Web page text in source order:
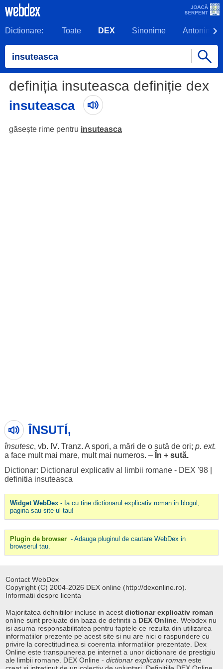
Dictionare: Toate DEX Sinonime Antonime
definiția insuteasca definiție dex
insuteasca
găsește rime pentru insuteasca
ÎNSUTÍ,
însutesc, vb. IV. Tranz. A spori, a mări de o sută de ori; p. ext.
a face multmai mare, multmai numeros. – În + sută.
Dictionar: Dictionarul explicativ al limbii romane - DEX '98|
definitia insuteasca
Widget WebDex- Ia cu tine dictionarul explicativ roman in blogul,
pagina sau site-ul tau!
Plugin de browser - Adauga pluginul de cautare WebDex in
browserul tau.
Contact WebDex
Copyright (C) 2004-2026 DEX online (http://dexonline.ro).
Informatii despre licenta
Majoritatea definitiilor incluse in acestdictionar explicativ roman
online sunt preluate din baza de definitii a DEX Online . Webdex nu
isi asuma responsabilitatea pentru faptele ce rezulta din utilizarea
informatiilor prezente pe acest site si nu are nici o raspundere cu
privire la corectitudinea si coerenta informatiilor prezentate. Dex
Online este transpunerea pe internet a unor dictionare de prestigiu
ale limbii romane. DEX Online -dictionar explicativ roman este